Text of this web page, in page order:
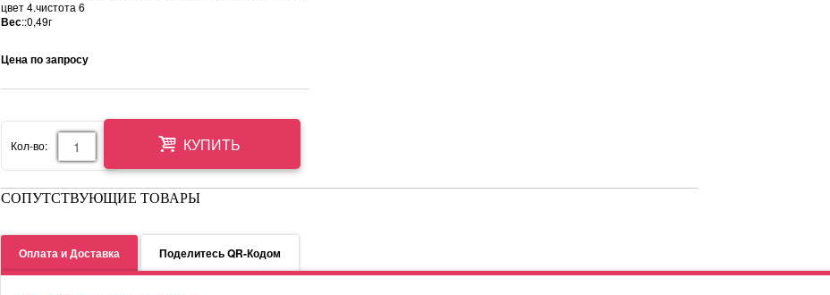
цвет 4.чистота 6
Вес::0,49г
Цена по запросу
Кол-во: КУПИТЬ
СОПУТСТВУЮЩИЕ ТОВАРЫ
Оплата и Доставка Поделитесь QR-Кодом